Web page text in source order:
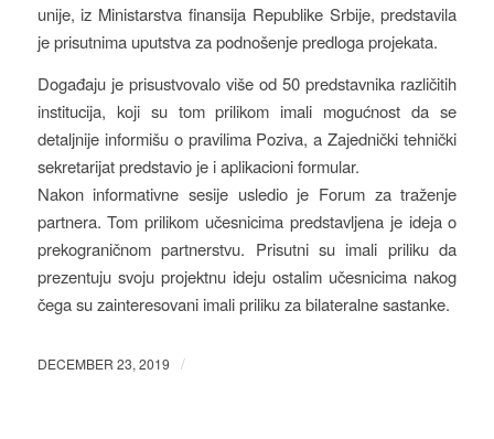
unije, iz Ministarstva finansija Republike Srbije, predstavila
je prisutnima uputstva za podnošenje predloga projekata.
Događaju je prisustvovalo više od 50 predstavnika različitih
institucija, koji su tom prilikom imali mogućnost da se
detaljnije informišu o pravilima Poziva, a Zajednički tehnički
sekretarijat predstavio je i aplikacioni formular.
Nakon informativne sesije usledio je Forum za traženje
partnera. Tom prilikom učesnicima predstavljena je ideja o
prekograničnom partnerstvu. Prisutni su imali priliku da
prezentuju svoju projektnu ideju ostalim učesnicima nakog
čega su zainteresovani imali priliku za bilateralne sastanke.
DECEMBER 23, 2019 /